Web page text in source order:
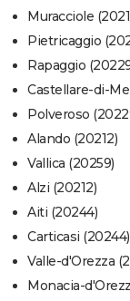
Muracciole
Pietricaggio
Rapaggio
Castellare-di-
Polveroso
Alando (20212)
Vallica (20259)
Alzi (20212)
Aiti (20244)
Carticasi (20244)
Valle-d'Orezza
Monacia-